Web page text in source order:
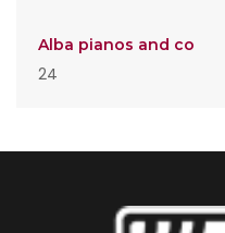
Alba pianos and co
24